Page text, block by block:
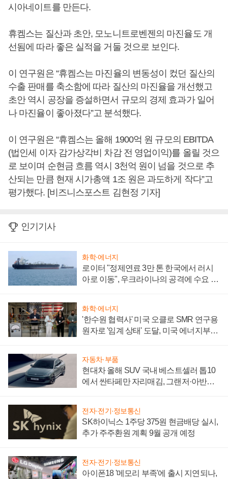
시아네이트를 만든다.
휴켐스는 질산과 초안, 모노니트로벤젠의 마진율도 개
선됨에 따라 좋은 실적을 거둘 것으로 보인다.
이 연구원은 “휴켐스는 마진율의 변동성이 컸던 질산의
수출 판매를 축소함에 따라 질산의 마진율을 개선했고
초안 역시 공장을 증설하면서 규모의 경제 효과가 일어
나 마진율이 좋아졌다”고 분석했다.
이 연구원은 “휴켐스는 올해 1900억 원 규모의 EBITDA
(법인세 이자 감가상각비 차감 전 영업이익)를 올릴 것으
로 보이며 순현금 흐름 역시 3천억 원이 넘을 것으로 추
산되는 만큼 현재 시가총액 1조 원은 과도하게 작다”고
평가했다. [비즈니스포스트 김현정 기자]
인기기사
화학·에너지
로이터 "정제연료 3만 톤 한국에서 러시
아로 이동", 우크라이나의 공격에 수요 늘
화학·에너지
'한수원 협력사' 미국 오클로 SMR 연구용
원자로 '임계 상태' 도달, 미국 에너지부
자동차·부품
현대차 올해 SUV 국내 베스트셀러 톱10
에서 싼타페만 자리매김, 그랜저·아반떼
전자·전기·정보통신
SK하이닉스 1주당 375원 현금배당 실시,
추가 주주환원 계획 9월 공개 예정
전자·전기·정보통신
아이폰18 '메모리 부족'에 출시 지연되나,